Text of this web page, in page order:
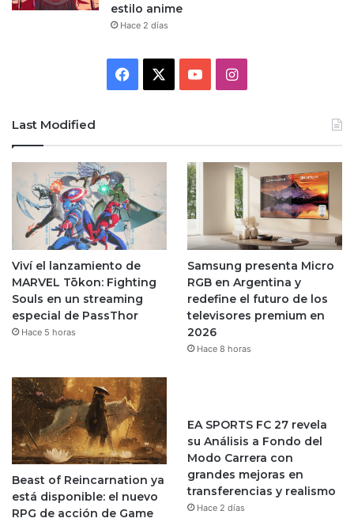
estilo anime
Hace 2 días
Facebook YouTubeInstagram
Last Modified
Viví el lanzamiento de
MARVEL Tōkon: Fighting
Souls en un streaming
especial de PassThor
Hace 5 horas
Samsung presenta Micro
RGB en Argentina y
redefine el futuro de los
televisores premium en
2026
Hace 8 horas
Beast of Reincarnation ya
está disponible: el nuevo
RPG de acción de Game
EA SPORTS FC 27 revela
su Análisis a Fondo del
Modo Carrera con
grandes mejoras en
transferencias y realismo
Hace 2 días